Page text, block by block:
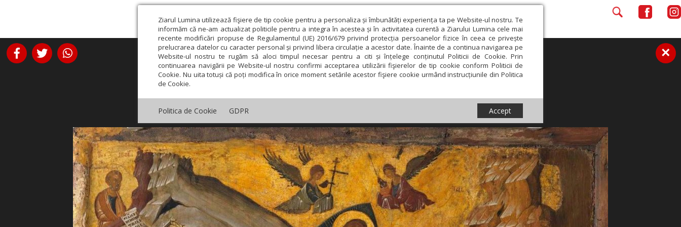
Ziarul Lumina utilizează fişiere de tip cookie pentru a personaliza și îmbunătăți experiența ta pe Website-ul nostru. Te
informăm că ne-am actualizat politicile pentru a integra în acestea și în activitatea curentă a Ziarului Lumina cele mai
recente modificări propuse de Regulamentul (UE) 2016/679 privind protecția persoanelor fizice în ceea ce privește
prelucrarea datelor cu caracter personal și privind libera circulație a acestor date. Înainte de a continua navigarea pe
Website-ul nostru te rugăm să aloci timpul necesar pentru a citi și înțelege conținutul Politicii de Cookie. Prin
continuarea navigării pe Website-ul nostru confirmi acceptarea utilizării fişierelor de tip cookie conform Politicii de
Cookie. Nu uita totuși că poți modifica în orice moment setările acestor fişiere cookie urmând instrucțiunile din Politica
de Cookie.
Politica de Cookie GDPR Accept
×